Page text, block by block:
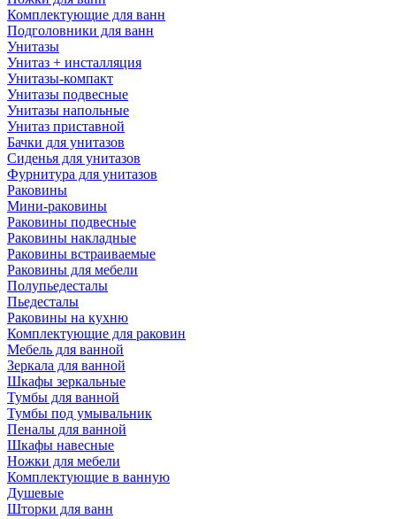
Комплектующие для ванн
Подголовники для ванн
Унитазы
Унитаз + инсталляция
Унитазы-компакт
Унитазы подвесные
Унитазы напольные
Унитаз приставной
Бачки для унитазов
Сиденья для унитазов
Фурнитура для унитазов
Раковины
Мини-раковины
Раковины подвесные
Раковины накладные
Раковины встраиваемые
Раковины для мебели
Полупьедесталы
Пьедесталы
Раковины на кухню
Комплектующие для раковин
Мебель для ванной
Зеркала для ванной
Шкафы зеркальные
Тумбы для ванной
Тумбы под умывальник
Пеналы для ванной
Шкафы навесные
Ножки для мебели
Комплектующие в ванную
Душевые
Шторки для ванн